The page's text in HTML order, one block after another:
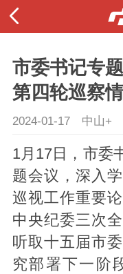
市委书记专
第四轮巡察
2024-01-17 中山+
1月17日，市委
题会议，深入
巡视工作重要
中央纪委三次
听取十五届市
究部署下一阶